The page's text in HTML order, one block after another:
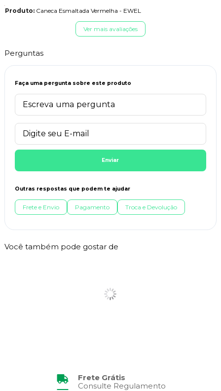
Produto:Caneca Esmaltada Vermelha - EWEL
Ver mais avaliações
Perguntas
Faça uma pergunta sobre este produto
Enviar
Outras respostas que podem te ajudar
Frete e Envio Pagamento Troca e Devolução
Você também pode gostar de
Frete Grátis
Consulte Regulamento